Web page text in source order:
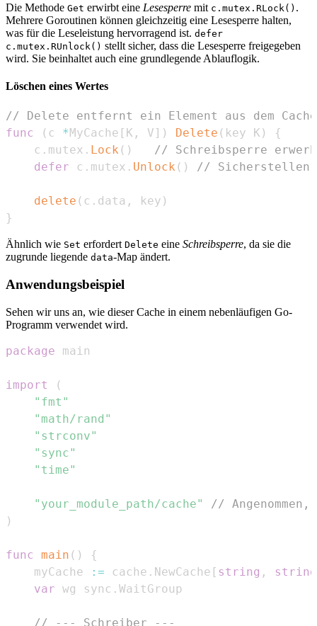
Die Methode Get erwirbt eine Lesesperre mit c.mutex.RLock() .
Mehrere Goroutinen können gleichzeitig eine Lesesperre halten,
was für die Leseleistung hervorragend ist. defer
c.mutex.RUnlock() stellt sicher, dass die Lesesperre freigegeben
wird. Sie beinhaltet auch eine grundlegende Ablauflogik.
Löschen eines Wertes
// Delete entfernt ein Element aus dem
func
( c * MyCache [ K , V ] ) Delete ( key K )
{
	c
. mutex . Lock ( )
// Schreibsperre
defer c . mutex . Unlock ( ) // Sicherstellen,
delete ( c . data , key )
}
Ähnlich wie Set erfordert Delete eine Schreibsperre, da sie die
zugrunde liegende data-Map ändert.
Anwendungsbeispiel
Sehen wir uns an, wie dieser Cache in einem nebenläufigen Go-
Programm verwendet wird.
package
import
(
"fmt"
"math/rand"
"strconv"
"sync"
"time"
"your_module_path/cache"
//
)
func main ( )
{
	myCache
:= cache . NewCache [ string ,
string
var wg sync .
// --- Schreiber ---